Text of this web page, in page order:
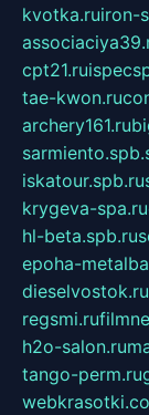
kvotka.ruiron-
cpt21.ru
tae-kwon.ru
archery161.ru
iskatour.spb.ru
krygeva-spa.ru
hl-beta.spb.ru
epoha-
dieselvostok.ru
regsmi.ru
h2o-salon.ru
tango-perm.ru